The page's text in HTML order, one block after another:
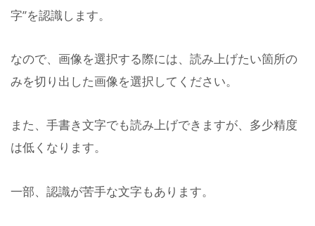
字”を認識します。
なので、画像を選択する際には、読み上げたい箇所の
みを切り出した画像を選択してください。
また、手書き文字でも読み上げできますが、多少精度
は低くなります。
一部、認識が苦手な文字もあります。